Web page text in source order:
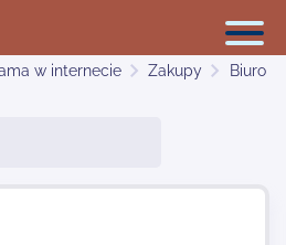
w internecie Zakupy
Biuro